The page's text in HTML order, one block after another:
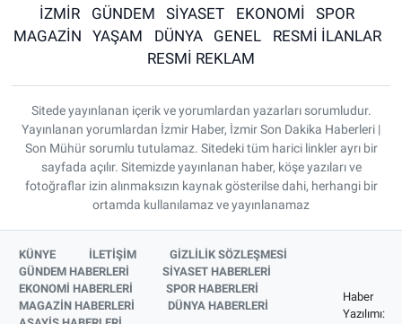
İZMİR GÜNDEM SİYASET EKONOMİ
SPOR
MAGAZİN
YAŞAM DÜNYA GENEL
RESMİ İLANLAR
RESMİ REKLAM
Sitede yayınlanan içerik ve yorumlardan yazarları sorumludur.
Yayınlanan yorumlardan İzmir Haber, İzmir Son Dakika Haberleri |
Son Mühür sorumlu tutulamaz. Sitedeki tüm harici linkler ayrı bir
sayfada açılır. Sitemizde yayınlanan haber, köşe yazıları ve
fotoğraflar izin alınmaksızın kaynak gösterilse dahi, herhangi bir
ortamda kullanılamaz ve yayınlanamaz
KÜNYE İLETİŞİM
GİZLİLİK SÖZLEŞMESİ
GÜNDEM HABERLERİ
SİYASET HABERLERİ
EKONOMİ HABERLERİ
SPOR HABERLERİ
MAGAZİN HABERLERİ
DÜNYA HABERLERİ
Haber
Yazılımı: